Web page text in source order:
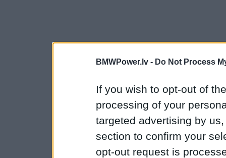
BMWPower.lv - Do Not Process
If you wish to opt-out of
processing of your
targeted advertising by
section to confirm your
opt-out request is